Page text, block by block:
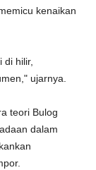
kenaikan
di hilir,
ujarnya.
teori Bulog
dalam